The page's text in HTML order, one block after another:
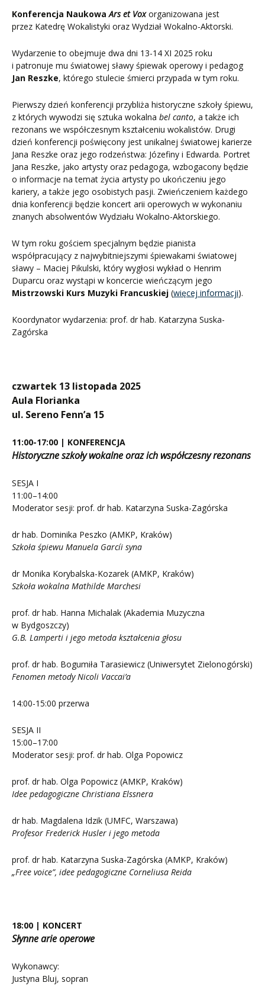
Konferencja Naukowa Ars et Voxorganizowana jest
przez Katedrę Wokalistyki oraz Wydział Wokalno-Aktorski.
Wydarzenie to obejmuje dwa dni 13-14 XI 2025 roku
i patronuje mu światowej sławy śpiewak operowy i pedagog
Jan Reszke, którego stulecie śmierci przypada w tym roku.
Pierwszy dzień konferencji przybliża historyczne szkoły śpiewu,
z których wywodzi się sztuka wokalna bel canto, a także ich
rezonans we współczesnym kształceniu wokalistów. Drugi
dzień konferencji poświęcony jest unikalnej światowej karierze
Jana Reszke oraz jego rodzeństwa: Józefiny i Edwarda. Portret
Jana Reszke, jako artysty oraz pedagoga, wzbogacony będzie
o informacje na temat życia artysty po ukończeniu jego
kariery, a także jego osobistych pasji. Zwieńczeniem każdego
dnia konferencji będzie koncert arii operowych w wykonaniu
znanych absolwentów Wydziału Wokalno-Aktorskiego.
W tym roku gościem specjalnym będzie pianista
współpracujący z najwybitniejszymi śpiewakami światowej
sławy – Maciej Pikulski, który wygłosi wykład o Henrim
Duparcu oraz wystąpi w koncercie wieńczącym jego
Mistrzowski Kurs Muzyki Francuskiej (więcej informacji).
Koordynator wydarzenia: prof. dr hab. Katarzyna Suska-
Zagórska
czwartek 13 listopada 2025
Aula Florianka
ul. Sereno Fenn’a 15
11:00-17:00 | KONFERENCJA
Historyczne szkoły wokalne oraz ich współczesny rezonans
SESJA I
11:00–14:00
Moderator sesji: prof. dr hab. Katarzyna Suska-Zagórska
dr hab. Dominika Peszko (AMKP, Kraków)
Szkoła śpiewu Manuela Garcíi syna
dr Monika Korybalska-Kozarek (AMKP, Kraków)
Szkoła wokalna Mathilde Marchesi
prof. dr hab. Hanna Michalak (Akademia Muzyczna
w Bydgoszczy)
G.B. Lamperti i jego metoda kształcenia głosu
prof. dr hab. Bogumiła Tarasiewicz (Uniwersytet Zielonogórski)
Fenomen metody Nicoli Vaccai’a
14:00-15:00 przerwa
SESJA II
15:00–17:00
Moderator sesji: prof. dr hab. Olga Popowicz
prof. dr hab. Olga Popowicz (AMKP, Kraków)
Idee pedagogiczne Christiana Elssnera
dr hab. Magdalena Idzik (UMFC, Warszawa)
Profesor Frederick Husler i jego metoda
prof. dr hab. Katarzyna Suska-Zagórska (AMKP, Kraków)
„Free voice”, idee pedagogiczne Corneliusa Reida
18:00 | KONCERT
Słynne arie operowe
Wykonawcy:
Justyna Bluj, sopran